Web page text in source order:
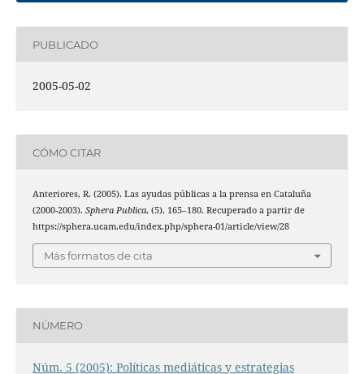
PUBLICADO
2005-05-02
CÓMO CITAR
Anteriores, R. (2005). Las ayudas públicas a la prensa en Cataluña
(2000-2003). Sphera Publica, (5), 165–180. Recuperado a partir de
https://sphera.ucam.edu/index.php/sphera-01/article/view/28
Más formatos de cita
NÚMERO
Núm. 5 (2005): Políticas mediáticas y estrategias